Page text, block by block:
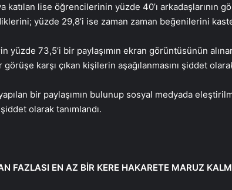
katılan lise öğrencilerinin yüzde 40’ı arkadaşlarının
yüzde 29,8’i ise zaman zaman beğenilerini
yüzde 73,5’i bir paylaşımın ekran görüntüsünün
karşı çıkan kişilerin aşağılanmasını şiddet
bir paylaşımın bulunup sosyal medyada
olarak tanımlandı.
FAZLASI EN AZ BİR KERE HAKARETE MARUZ